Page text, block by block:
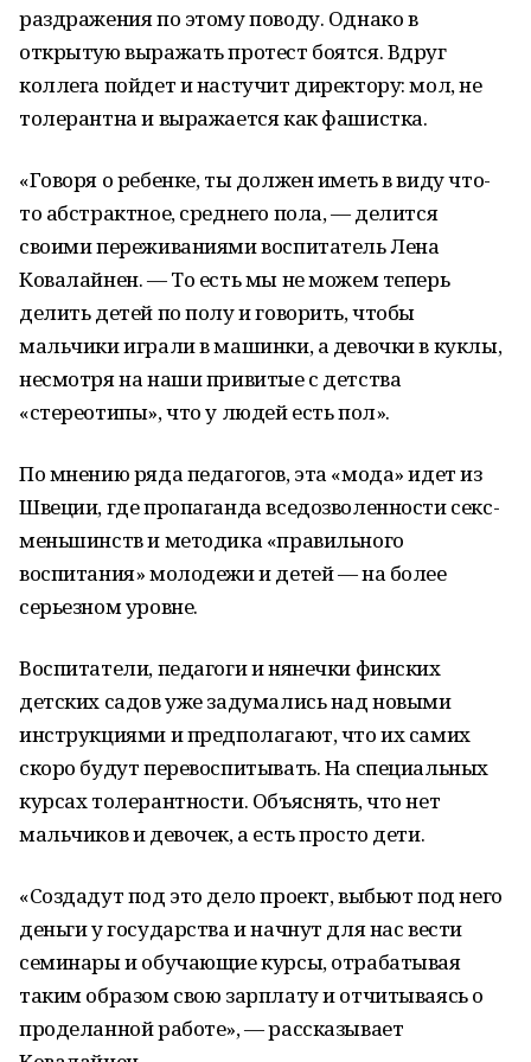
раздражения по этому поводу. Однако в
открытую выражать протест боятся. Вдруг
коллега пойдет и настучит директору: мол, не
толерантна и выражается как фашистка.
«Говоря о ребенке, ты должен иметь в виду что-
то абстрактное, среднего пола, — делится
своими переживаниями воспитатель Лена
Ковалайнен. — То есть мы не можем теперь
делить детей по полу и говорить, чтобы
мальчики играли в машинки, а девочки в куклы,
несмотря на наши привитые с детства
«стереотипы», что у людей есть пол».
По мнению ряда педагогов, эта «мода» идет из
Швеции, где пропаганда вседозволенности секс-
меньшинств и методика «правильного
воспитания» молодежи и детей — на более
серьезном уровне.
Воспитатели, педагоги и нянечки финских
детских садов уже задумались над новыми
инструкциями и предполагают, что их самих
скоро будут перевоспитывать. На специальных
курсах толерантности. Объяснять, что нет
мальчиков и девочек, а есть просто дети.
«Создадут под это дело проект, выбьют под него
деньги у государства и начнут для нас вести
семинары и обучающие курсы, отрабатывая
таким образом свою зарплату и отчитываясь о
проделанной работе», — рассказывает